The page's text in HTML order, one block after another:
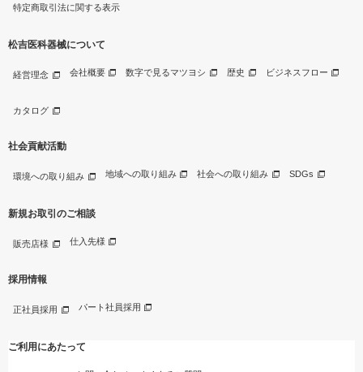
特定商取引法に関する表示
松吉医科器械について
経営理念 会社概要 数字で見るマツヨシ 歴史 ビジネスフロー
カタログ
社会貢献活動
環境への取り組み 地域への取り組み 社会への取り組み SDGs
新規お取引のご相談
販売店様 仕入先様
採用情報
正社員採用 パート社員採用
ご利用にあたって